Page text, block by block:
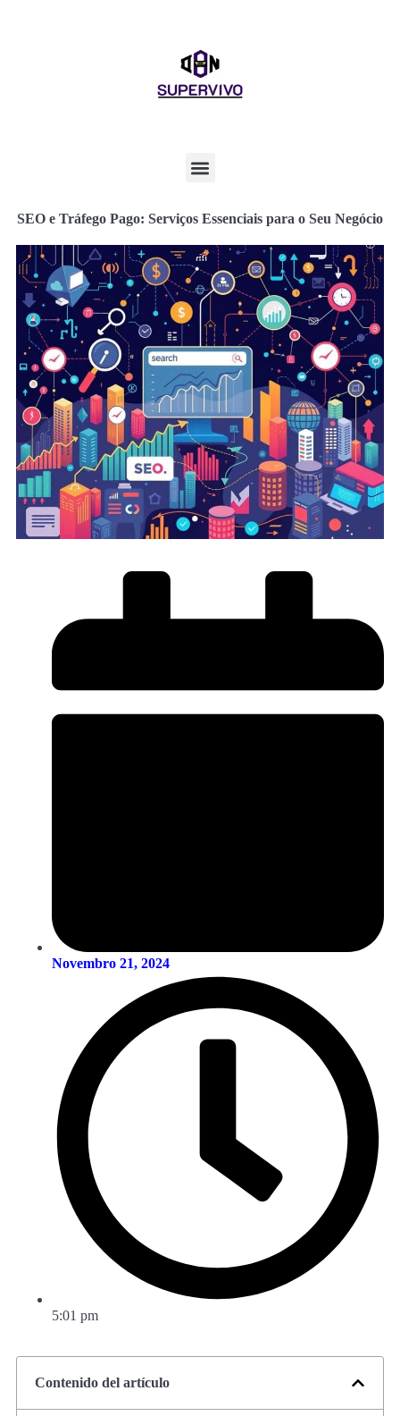
SEO e Tráfego Pago: Serviços Essenciais para o Seu Negócio
Novembro 21, 2024
5:01 pm
Contenido del artículo